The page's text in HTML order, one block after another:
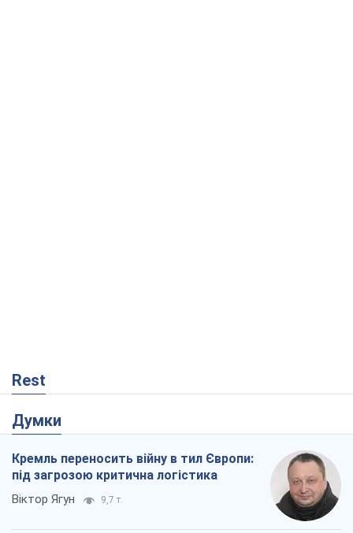
Rest
Думки
Кремль переносить війну в тил Європи:
під загрозою критична логістика
Віктор Ягун 9,7 т.